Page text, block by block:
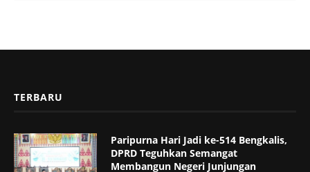
TERBARU
Paripurna Hari Jadi ke-514 Bengkalis,
DPRD Teguhkan Semangat
Membangun Negeri Junjungan